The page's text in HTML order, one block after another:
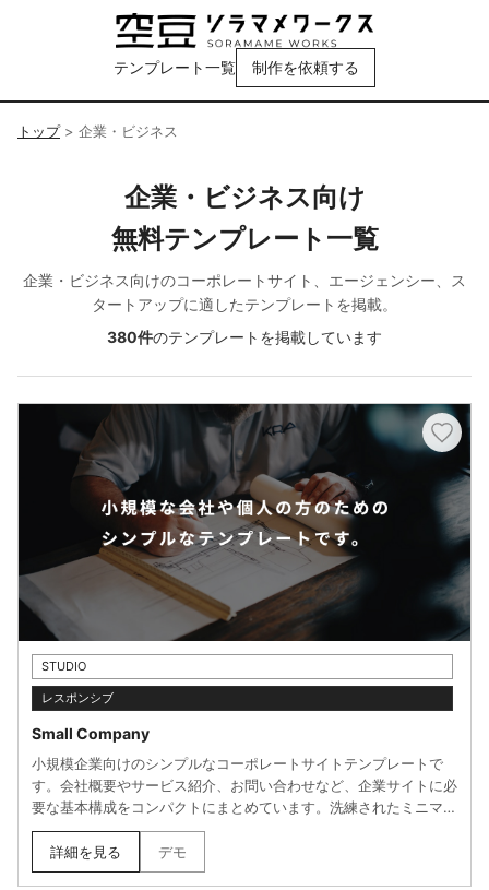
テンプレート一覧 制作を依頼する
トップ> 企業・ビジネス
企業・ビジネス向け
無料テンプレート一覧
企業・ビジネス向けのコーポレートサイト、エージェンシー、ス
タートアップに適したテンプレートを掲載。
380件のテンプレートを掲載しています
STUDIO
レスポンシブ
Small Company
小規模企業向けのシンプルなコーポレートサイトテンプレートで
す。会社概要やサービス紹介、お問い合わせなど、企業サイトに必
要な基本構成をコンパクトにまとめています。洗練されたミニマル
なデザインで、業種を問わず幅広いビジネスに対応可能。少人数の
会社やスタートアップが、手軽にプロフェッショナルなWeb上の
名刺代わりとなるサイトを立ち上げるのに適しています。
詳細を見る デモ